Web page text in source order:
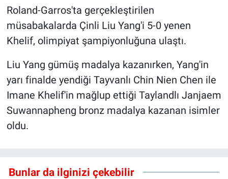
Roland-Garros'ta gerçekleştirilen
müsabakalarda Çinli Liu Yang'i 5-0 yenen
Khelif, olimpiyat şampiyonluğuna ulaştı.
Liu Yang gümüş madalya kazanırken, Yang'in
yarı finalde yendiği Tayvanlı Chin Nien Chen ile
Imane Khelif'in mağlup ettiği Taylandlı Janjaem
Suwannapheng bronz madalya kazanan isimler
oldu.
Bunlar da ilginizi çekebilir